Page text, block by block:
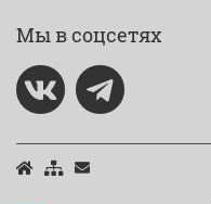
Мы в соцсетях